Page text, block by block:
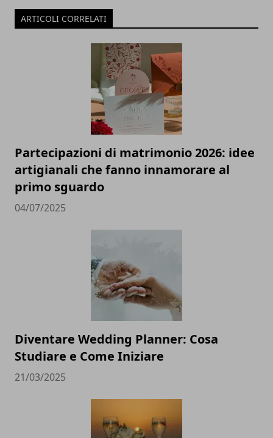
ARTICOLI CORRELATI
Partecipazioni di matrimonio 2026: idee
artigianali che fanno innamorare al
primo sguardo
04/07/2025
Diventare Wedding Planner: Cosa
Studiare e Come Iniziare
21/03/2025